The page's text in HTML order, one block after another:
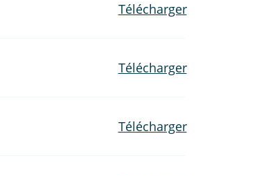
Télécharger
Télécharger
Télécharger